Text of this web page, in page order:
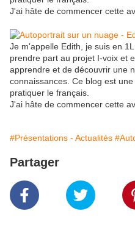
J'ai hâte de commencer cette
Je m'appelle Edith, je suis en
prendre part au projet I-voix et
apprendre et de découvrir une
connaissances. Ce blog est
pratiquer le français.
J'ai hâte de commencer cette
#Présentations - Actualités
Partager